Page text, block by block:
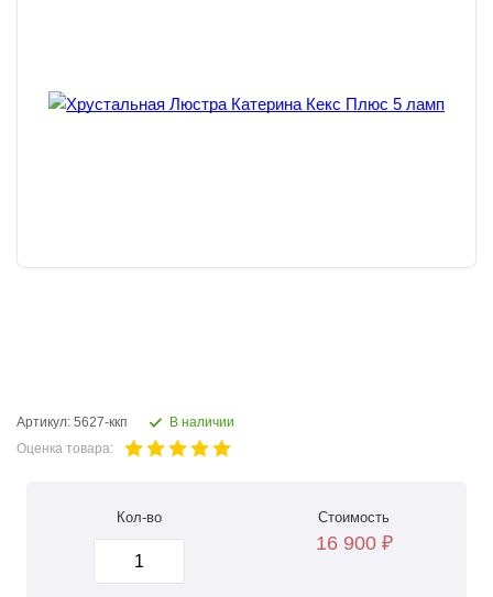
Артикул: 5627-ккп
В наличии
Оценка товара:
Кол-во Стоимость
16 900 ₽